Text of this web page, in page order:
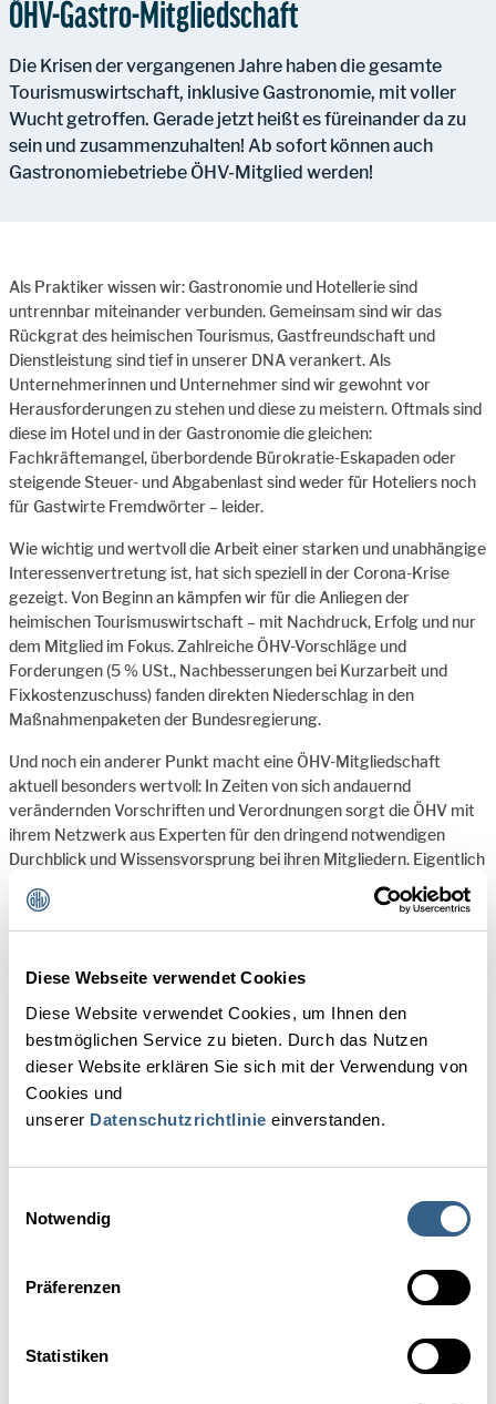
Diese Webseite verwendet Cookies
Diese Website verwendet Cookies, um Ihnen den
bestmöglichen Service zu bieten. Durch das Nutzen
dieser Website erklären Sie sich mit der Verwendung von
Cookies und
unserer Datenschutzrichtlinie einverstanden.
Notwendig
Präferenzen
Statistiken
ÖHV-Gastro-Mitgliedschaft
Die Krisen der vergangenen Jahre haben die gesamte
Tourismuswirtschaft, inklusive Gastronomie, mit voller
Wucht getroffen. Gerade jetzt heißt es füreinander da zu
sein und zusammenzuhalten! Ab sofort können auch
Gastronomiebetriebe ÖHV-Mitglied werden!
Als Praktiker wissen wir: Gastronomie und Hotellerie sind
untrennbar miteinander verbunden. Gemeinsam sind wir das
Rückgrat des heimischen Tourismus, Gastfreundschaft und
Dienstleistung sind tief in unserer DNA verankert. Als
Unternehmerinnen und Unternehmer sind wir gewohnt vor
Herausforderungen zu stehen und diese zu meistern. Oftmals sind
diese im Hotel und in der Gastronomie die gleichen:
Fachkräftemangel, überbordende Bürokratie-Eskapaden oder
steigende Steuer- und Abgabenlast sind weder für Hoteliers noch
für Gastwirte Fremdwörter – leider.
Wie wichtig und wertvoll die Arbeit einer starken und unabhängige
Interessenvertretung ist, hat sich speziell in der Corona-Krise
gezeigt. Von Beginn an kämpfen wir für die Anliegen der
heimischen Tourismuswirtschaft – mit Nachdruck, Erfolg und nur
dem Mitglied im Fokus. Zahlreiche ÖHV-Vorschläge und
Forderungen (5 % USt., Nachbesserungen bei Kurzarbeit und
Fixkostenzuschuss) fanden direkten Niederschlag in den
Maßnahmenpaketen der Bundesregierung.
Und noch ein anderer Punkt macht eine ÖHV-Mitgliedschaft
aktuell besonders wertvoll: In Zeiten von sich andauernd
verändernden Vorschriften und Verordnungen sorgt die ÖHV mit
ihrem Netzwerk aus Experten für den dringend notwendigen
Durchblick und Wissensvorsprung bei ihren Mitgliedern. Eigentlich
zusammen stärker sind als jede Krise.
MEHR VORTEILE - MEHR MÖGLICHKEITEN!
Wir schenken Ihnendie einmalige Beitrittsgebühr
-50%